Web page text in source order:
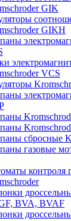
GIK
GIKH
VCS
сбросные
газовые
контроля
BVA, BVAF